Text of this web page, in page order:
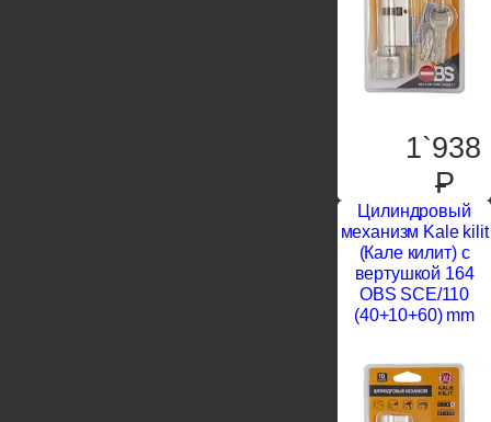
1`938
P
Цилиндровый
механизм Kale kilit
(Кале килит) с
вертушкой 164
OBS SCE/110
(40+10+60) mm